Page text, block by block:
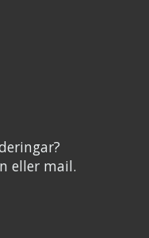
eller mail.